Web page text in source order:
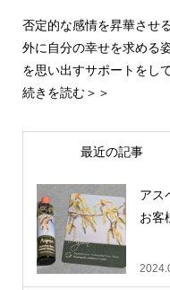
否定的な感情を昇華させ
外に自分の幸せを求める
を思い出すサポートをし
続きを読む＞＞
最近の記事
アス
お客